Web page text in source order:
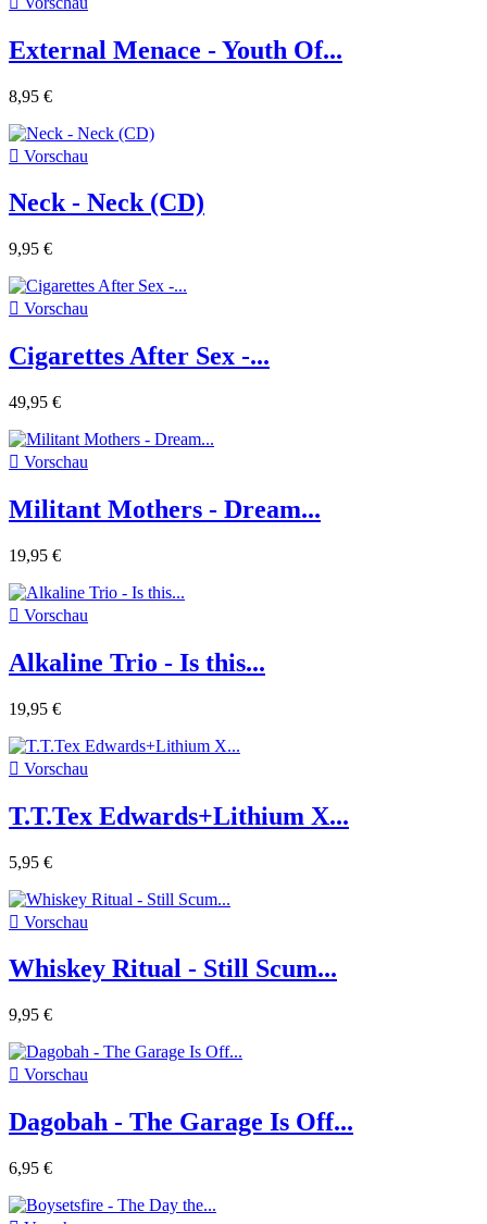
External Menace - Youth Of...
8,95 €
 Vorschau
Neck - Neck (CD)
9,95 €
 Vorschau
Cigarettes After Sex -...
49,95 €
 Vorschau
Militant Mothers - Dream...
19,95 €
 Vorschau
Alkaline Trio - Is this...
19,95 €
 Vorschau
T.T.Tex Edwards+Lithium X...
5,95 €
 Vorschau
Whiskey Ritual - Still Scum...
9,95 €
 Vorschau
Dagobah - The Garage Is Off...
6,95 €